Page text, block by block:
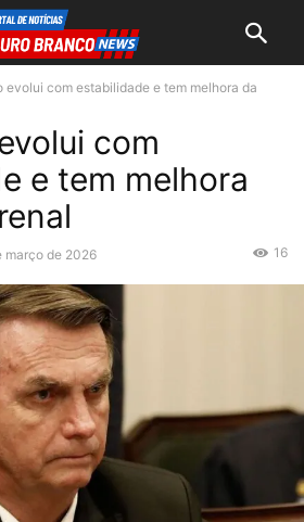
evolui com estabilidade e tem melhora da
com
e tem melhora
março de 2026 16